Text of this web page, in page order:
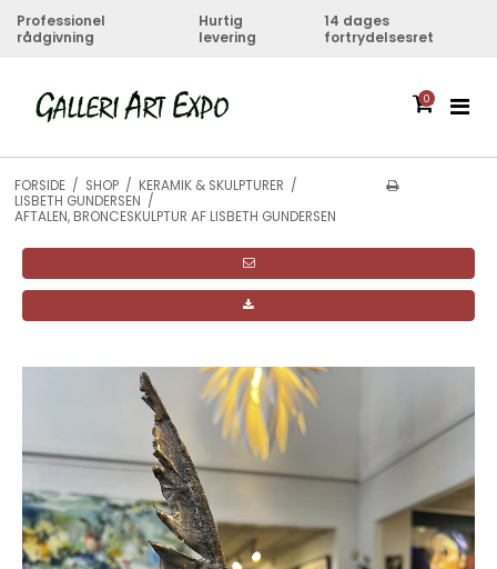
Professionel
rådgivning
Hurtig
levering
14 dages
fortrydelsesret
0
FORSIDE / SHOP / KERAMIK & SKULPTURER /
LISBETH GUNDERSEN /
AFTALEN, BRONCESKULPTUR AF LISBETH GUNDERSEN